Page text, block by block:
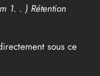
1. . ) Rétention
sous ce